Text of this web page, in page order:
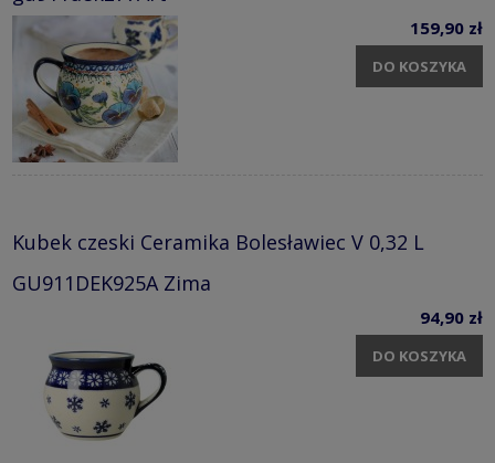
159,90 zł
DO KOSZYKA
Kubek czeski Ceramika Bolesławiec V 0,32 L
GU911DEK925A Zima
94,90 zł
DO KOSZYKA